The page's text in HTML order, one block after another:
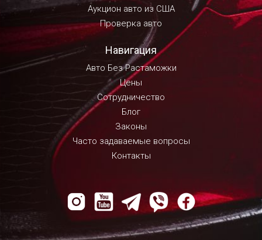
Аукцион авто из США
Проверка авто
Навигация
Авто Без Растаможки
Цены
Сотрудничество
Блог
Законы
Часто задаваемые вопросы
Контакты